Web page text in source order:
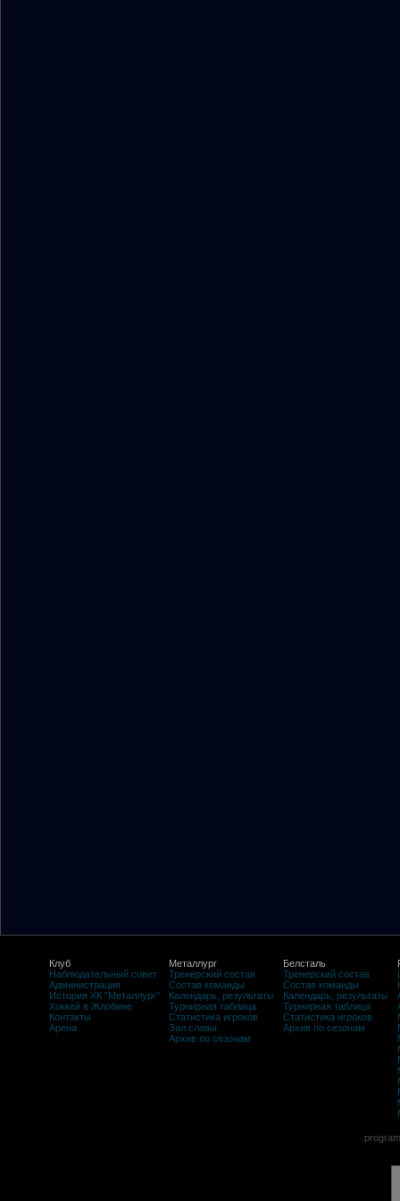
Клуб
Наблюдательный совет
Администрация
История ХК "Металлург"
Хоккей в Жлобине
Контакты
Арена
Металлург
Тренерский состав
Состав команды
Календарь, результаты
Турнирная таблица
Статистика игроков
Зал славы
Архив по сезонам
Белсталь
Тренерский состав
Состав команды
Календарь, результаты
Турнирная таблица
Статистика игроков
Архив по сезонам